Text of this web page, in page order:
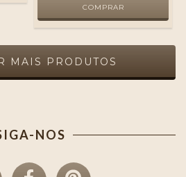
MAIS PRODUTOS
NOS